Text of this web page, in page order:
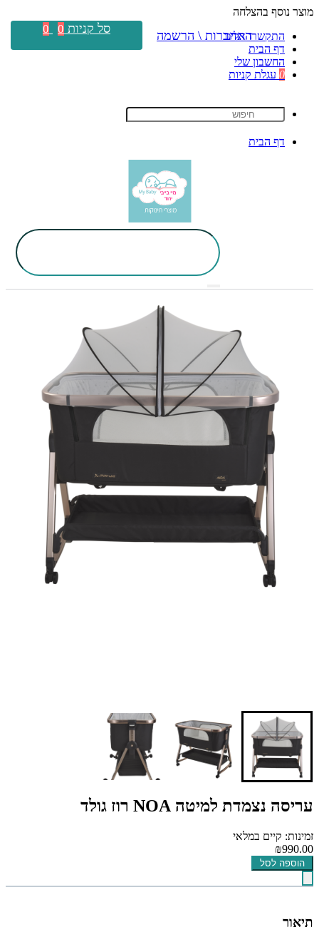
מוצר נוסף בהצלחה
התקשרו אלינו
דף הבית
החשבון שלי
0 עגלת קניות
דף הבית
התחברות \ הרשמה סל קניות 0
0
עריסה נצמדת למיטה NOA רוז גולד
זמינות: קיים במלאי
₪990.00
הוספה לסל
תיאור